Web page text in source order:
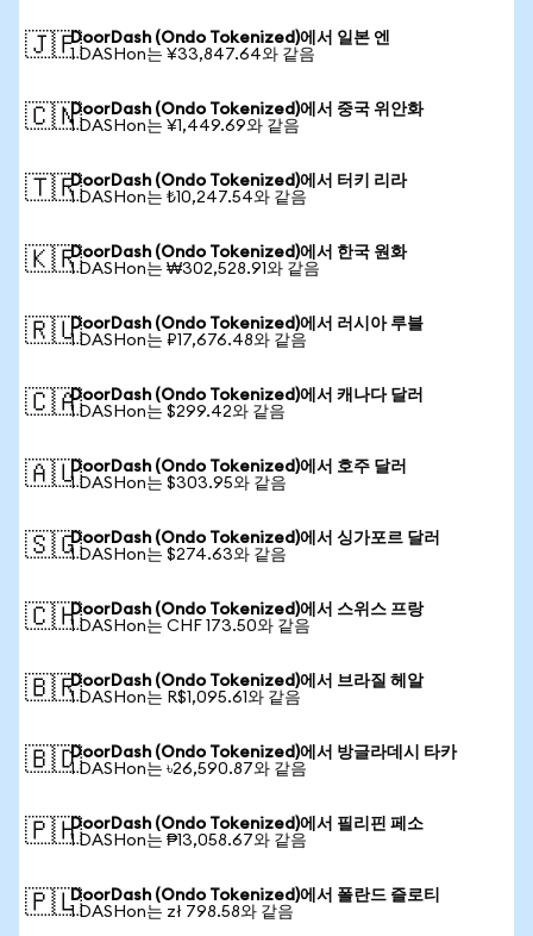
🇯🇵DoorDash (Ondo Tokenized)에서 일본 엔
1 DASHon는 ¥33,847.64와 같음
🇨🇳DoorDash (Ondo Tokenized)에서 중국 위안화
1 DASHon는 ¥1,449.69와 같음
🇹🇷DoorDash (Ondo Tokenized)에서 터키 리라
1 DASHon는 ₺10,247.54와 같음
🇰🇷DoorDash (Ondo Tokenized)에서 한국 원화
1 DASHon는 ₩302,528.91와 같음
🇷🇺DoorDash (Ondo Tokenized)에서 러시아 루블
1 DASHon는 ₽17,676.48와 같음
🇨🇦DoorDash (Ondo Tokenized)에서 캐나다 달러
1 DASHon는 $299.42와 같음
🇦🇺DoorDash (Ondo Tokenized)에서 호주 달러
1 DASHon는 $303.95와 같음
🇸🇬DoorDash (Ondo Tokenized)에서 싱가포르 달러
1 DASHon는 $274.63와 같음
🇨🇭DoorDash (Ondo Tokenized)에서 스위스 프랑
1 DASHon는 CHF 173.50와 같음
🇧🇷DoorDash (Ondo Tokenized)에서 브라질 헤알
1 DASHon는 R$1,095.61와 같음
🇧🇩DoorDash (Ondo Tokenized)에서 방글라데시 타카
1 DASHon는 ৳26,590.87와 같음
🇵🇭DoorDash (Ondo Tokenized)에서 필리핀 페소
1 DASHon는 ₱13,058.67와 같음
🇵🇱DoorDash (Ondo Tokenized)에서 폴란드 즐로티
1 DASHon는 zł 798.58와 같음